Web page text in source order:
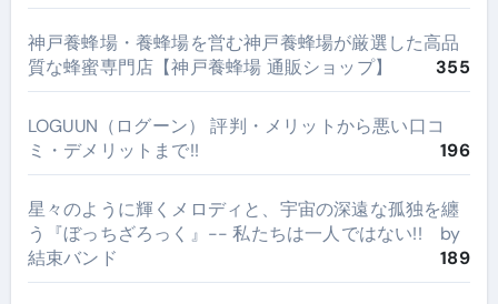
神戸養蜂場・養蜂場を営む神戸養蜂場が厳選した高品
質な蜂蜜専門店【神戸養蜂場 通販ショップ】
355
LOGUUN（ログーン） 評判・メリットから悪い口コ
ミ・デメリットまで!!
196
星々のように輝くメロディと、宇宙の深遠な孤独を纏
う『ぼっちざろっく』-- 私たちは一人ではない!! by
結束バンド
189